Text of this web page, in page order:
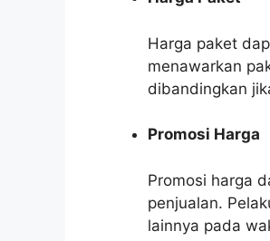
Harga paket
menawarkan
dibandingkan
Promosi Harga
Promosi harga
penjualan.
lainnya pada